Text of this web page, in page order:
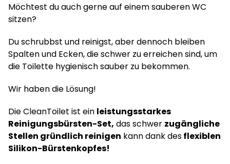
Möchtest du auch gerne auf einem sauberen WC
sitzen?
Du schrubbst und reinigst, aber dennoch bleiben
Spalten und Ecken, die schwer zu erreichen sind, um
die Toilette hygienisch sauber zu bekommen.
Wir haben die Lösung!
Die CleanToilet ist ein leistungsstarkes
Reinigungsbürsten-Set, das schwer zugängliche
Stellen gründlich reinigen kann dank desflexiblen
Silikon-Bürstenkopfes!